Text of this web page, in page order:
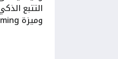
التتبع
وميزة Keyframing التي تمنح المستخدم تحكمًا دقيقًا في زوايا المشهد.